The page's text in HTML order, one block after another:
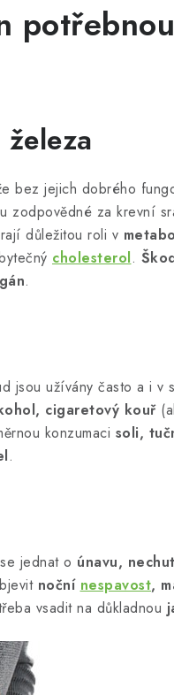
bez jejich dobrého
za krevní
důležitou roli v
cholesterol.
.
jsou užívány často a i
cigaretový kouř
konzumaci soli,
.
jednat o únavu,
noční nespavost,
vsadit na důkladnou